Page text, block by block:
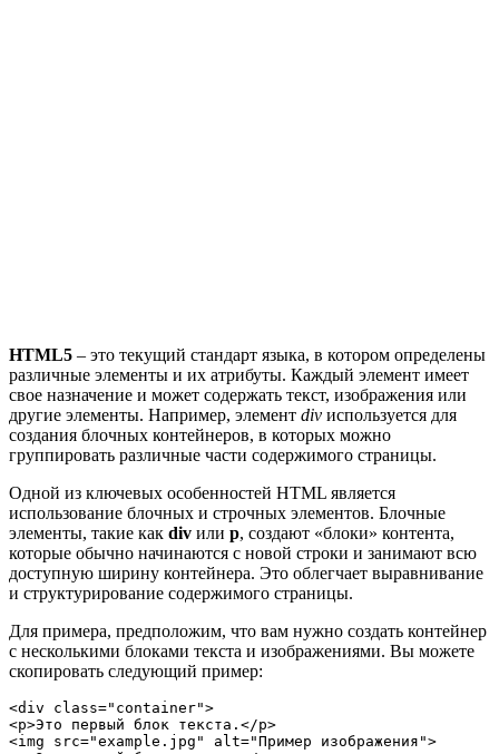
HTML5 – это текущий стандарт языка, в котором определены
различные элементы и их атрибуты. Каждый элемент имеет
свое назначение и может содержать текст, изображения или
другие элементы. Например, элемент div используется для
создания блочных контейнеров, в которых можно
группировать различные части содержимого страницы.
Одной из ключевых особенностей HTML является
использование блочных и строчных элементов. Блочные
элементы, такие как div или p, создают «блоки» контента,
которые обычно начинаются с новой строки и занимают всю
доступную ширину контейнера. Это облегчает выравнивание
и структурирование содержимого страницы.
Для примера, предположим, что вам нужно создать контейнер
с несколькими блоками текста и изображениями. Вы можете
скопировать следующий пример:
<div class="container">
<p>Это первый блок текста.</p>
<img src="example.jpg" alt="Пример изображения">